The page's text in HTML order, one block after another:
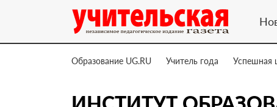
Образование UG.RU Учитель года Успешная